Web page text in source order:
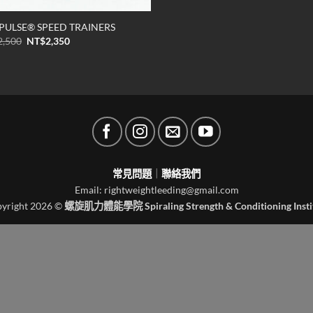
SPEED TRAINERS
原
NT$2,350目
常見問題｜ 聯絡我們
Email: rightweightleeding@gmail.com
2026 © 螺旋肌力體能學院 Spiraling Strength & Conditioning